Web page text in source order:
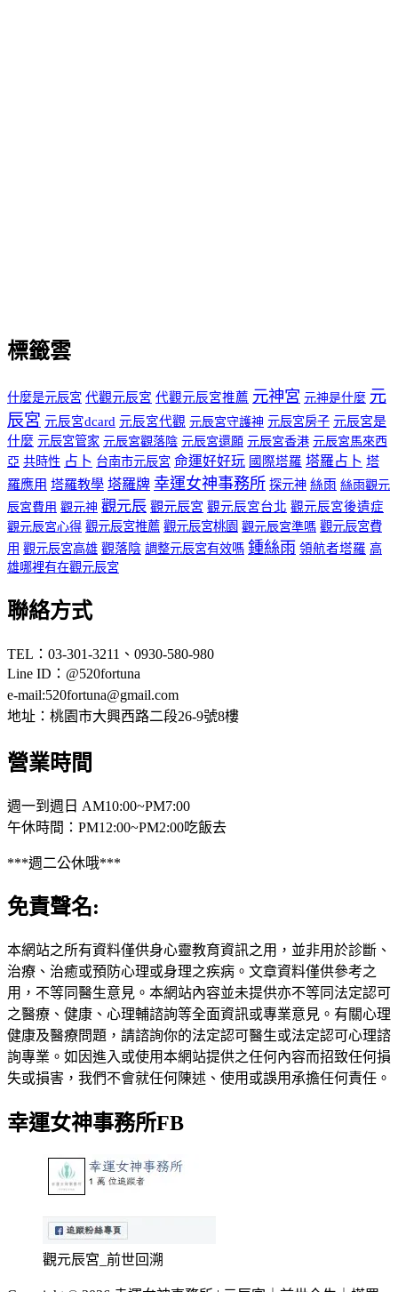
標籤雲
什麼是元辰宮 代觀元辰宮 代觀元辰宮推薦 元神宮 元神是什麼 元
辰宮 元辰宮dcard 元辰宮代觀 元辰宮守護神 元辰宮房子 元辰宮是
什麼 元辰宮管家 元辰宮觀落陰 元辰宮還願 元辰宮香港 元辰宮馬來西
亞 共時性 占卜 台南市元辰宮 命運好好玩 國際塔羅 塔羅占卜 塔
羅應用 塔羅教學 塔羅牌 幸運女神事務所 探元神 絲雨 絲雨觀元
辰宮費用 觀元神 觀元辰 觀元辰宮 觀元辰宮台北 觀元辰宮後遺症
觀元辰宮心得 觀元辰宮推薦 觀元辰宮桃園 觀元辰宮準嗎 觀元辰宮費
用 觀元辰宮高雄 觀落陰 調整元辰宮有效嗎 鍾絲雨 領航者塔羅 高
雄哪裡有在觀元辰宮
聯絡方式
TEL：03-301-3211、0930-580-980
Line ID：@520fortuna
e-mail:520fortuna@gmail.com
地址：桃園市大興西路二段26-9號8樓
營業時間
週一到週日 AM10:00~PM7:00
午休時間：PM12:00~PM2:00吃飯去
***週二公休哦***
免責聲名:
本網站之所有資料僅供身心靈教育資訊之用，並非用於診斷、
治療、治癒或預防心理或身理之疾病。文章資料僅供參考之
用，不等同醫生意見。本網站內容並未提供亦不等同法定認可
之醫療、健康、心理輔諮詢等全面資訊或專業意見。有關心理
健康及醫療問題，請諮詢你的法定認可醫生或法定認可心理諮
詢專業。如因進入或使用本網站提供之任何內容而招致任何損
失或損害，我們不會就任何陳述、使用或誤用承擔任何責任。
幸運女神事務所FB
觀元辰宮_前世回溯